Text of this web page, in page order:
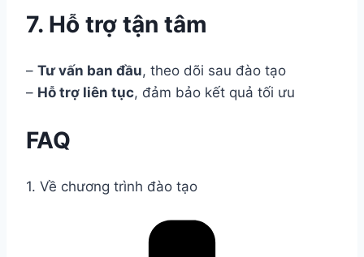
7. Hỗ trợ tận tâm
– Tư vấn ban đầu, theo dõi sau đào tạo
– Hỗ trợ liên tục, đảm bảo kết quả tối ưu
FAQ
1. Về chương trình đào tạo